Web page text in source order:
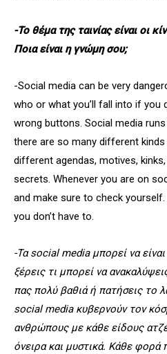
-Το θέμα της ταινίας είναι οι
Ποια είναι η γνώμη σου;
-Social media can be very
who or what you’ll fall into if you
wrong buttons. Social media
there are so many different
different agendas, motives,
secrets. Whenever you are on
and make sure to check
you don’t have to.
-Τα social media μπορεί να είναι
ξέρεις τι μπορεί να
πας πολύ βαθιά ή πατήσεις το
social media κυβερνούν τον
ανθρώπους με κάθε είδους
όνειρα και μυστικά. Κάθε φορά